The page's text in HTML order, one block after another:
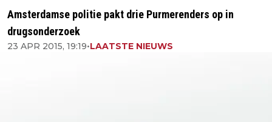
Amsterdamse politie pakt drie Purmerenders op in
drugsonderzoek
23 APR 2015, 19:19•LAATSTE NIEUWS